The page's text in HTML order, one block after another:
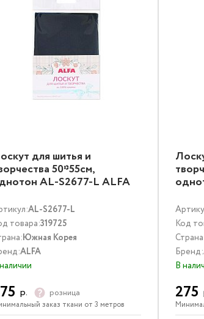
для шитья и
50*55см,
AL-S2677-L ALFA
AL-S2677-L
товара:319725
Южная Корея
ALFA
р. розница
заказ ткани от 3 метров
Код
Бренд:
В
275